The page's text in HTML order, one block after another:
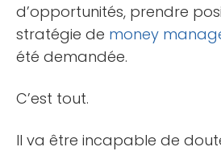
d’opportunités, prendre
stratégie de money
été demandée.
C’est tout.
Il va être incapable de